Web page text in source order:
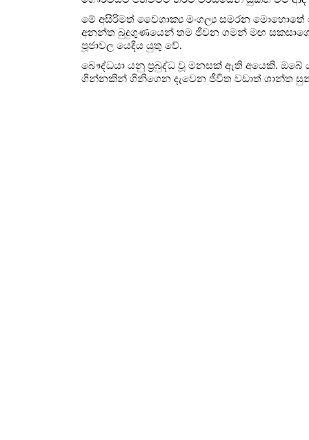
මේ අසිරිමත් වෛශාක්‍ය මංගල්‍ය සමරන
අනන්ත බුදුගුණයෙන් තම ජීවන ගමන් මඟ
පූජාවල යෙදිය යුතු වේ.
බෞද්ධයා යනු ප්‍රබුද්ධ වූ මනසක් ඇති අයෙකි.
ගින්නකින් ගිනිගෙන දැවෙන ජීවිත වඩාත් ශාන්ත